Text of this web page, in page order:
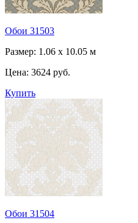
Обои 31503
Размер: 1.06 x 10.05 м
Цена: 3624 руб.
Купить
Обои 31504